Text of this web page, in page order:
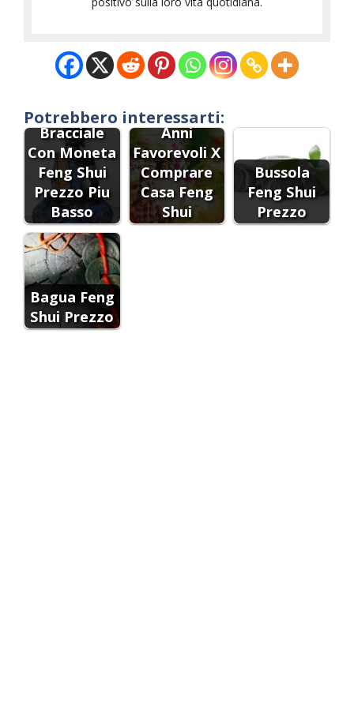
Potrebbero interessarti:
Bracciale
Con Moneta
Feng Shui
Prezzo Piu
Basso
Anni
Favorevoli X
Comprare
Casa Feng
Shui
Bussola
Feng Shui
Prezzo
Bagua Feng
Shui Prezzo